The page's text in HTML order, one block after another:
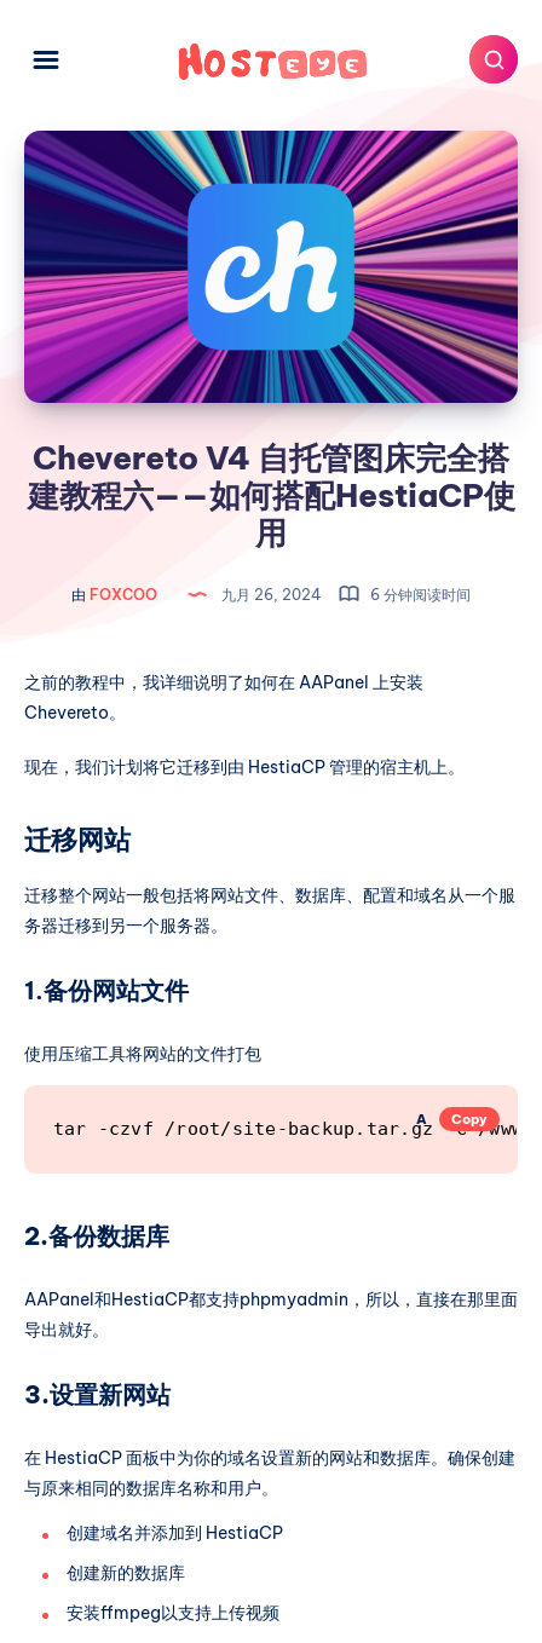
Chevereto V4 自托管图床完全搭
建教程六——如何搭配HestiaCP使
用
由 FOXCOO 九月 26, 2024 6 分钟阅读时间
之前的教程中，我详细说明了如何在 AAPanel 上安装
Chevereto。
现在，我们计划将它迁移到由 HestiaCP 管理的宿主机上。
迁移网站
迁移整个网站一般包括将网站文件、数据库、配置和域名从一个服
务器迁移到另一个服务器。
1.备份网站文件
使用压缩工具将网站的文件打包
tar -czvf /root/site-backup.tar.gz -C /www/
A Copy
2.备份数据库
AAPanel和HestiaCP都支持phpmyadmin，所以，直接在那里面
导出就好。
3.设置新网站
在 HestiaCP 面板中为你的域名设置新的网站和数据库。确保创建
与原来相同的数据库名称和用户。
创建域名并添加到 HestiaCP
创建新的数据库
安装ffmpeg以支持上传视频